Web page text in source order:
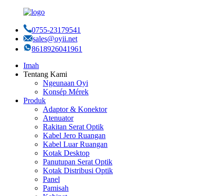
0755-23179541
sales@oyii.net
8618926041961
Imah
Tentang Kami
Ngeunaan Oyi
Konsép Mérek
Produk
Adaptor & Konektor
Atenuator
Rakitan Serat Optik
Kabel Jero Ruangan
Kabel Luar Ruangan
Kotak Desktop
Panutupan Serat Optik
Kotak Distribusi Optik
Panel
Pamisah